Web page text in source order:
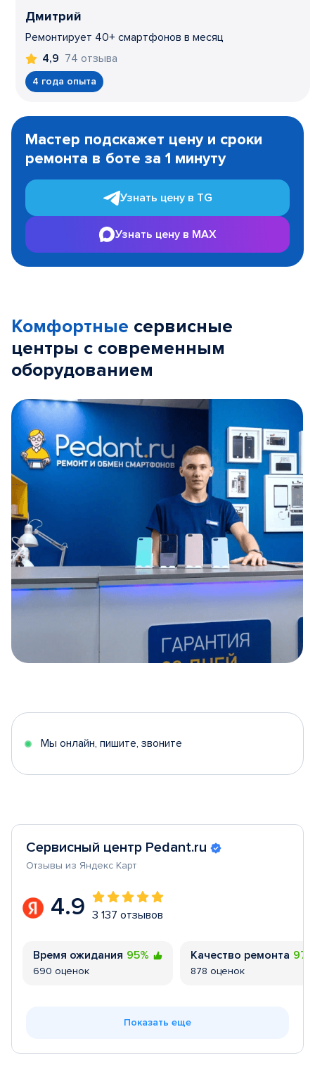
Дмитрий
Ремонтирует 40+ смартфонов в месяц
4,9 74 отзыва
4 года опыта
1
Мастер подскажет цену и сроки
ремонта в боте за 1 минуту
Узнать цену в TG
Узнать цену в MAX
Комфортные сервисные
центры с современным
оборудованием
5
Мы онлайн, пишите, звоните
Сервисный центр Pedant.ru
Отзывы из Яндекс Карт
4.9 3 137 отзывов
Время ожидания 95%
690 оценок
Качество ремонта
878 оценок
Показать еще